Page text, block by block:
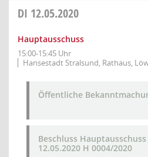
DI 12.05.2020
Hauptausschuss
15:00-15:45 Uhr
Hansestadt Stralsund, Rathaus,
Öffentliche
Beschluss Hauptausschuss
12.05.2020 H 0004/2020